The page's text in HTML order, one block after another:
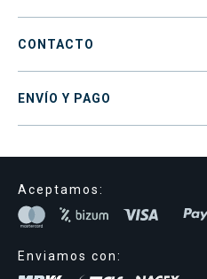
CONTACTO
ENVÍO Y PAGO
Aceptamos:
Enviamos con: